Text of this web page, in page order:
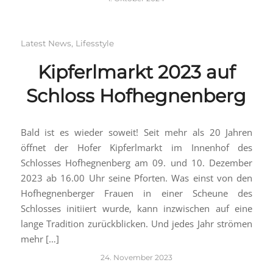
Latest News, Lifesstyle
Kipferlmarkt 2023 auf
Schloss Hofhegnenberg
Bald ist es wieder soweit! Seit mehr als 20 Jahren
öffnet der Hofer Kipferlmarkt im Innenhof des
Schlosses Hofhegnenberg am 09. und 10. Dezember
2023 ab 16.00 Uhr seine Pforten. Was einst von den
Hofhegnenberger Frauen in einer Scheune des
Schlosses initiiert wurde, kann inzwischen auf eine
lange Tradition zurückblicken. Und jedes Jahr strömen
mehr […]
24. November 2023